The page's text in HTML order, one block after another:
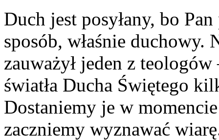
Duch jest posyłany, bo
sposób, właśnie duchowy.
zauważył jeden z
światła Ducha Świętego
Dostaniemy je w
zaczniemy wyznawać